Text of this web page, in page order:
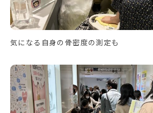
気になる自身の骨密度の測定も